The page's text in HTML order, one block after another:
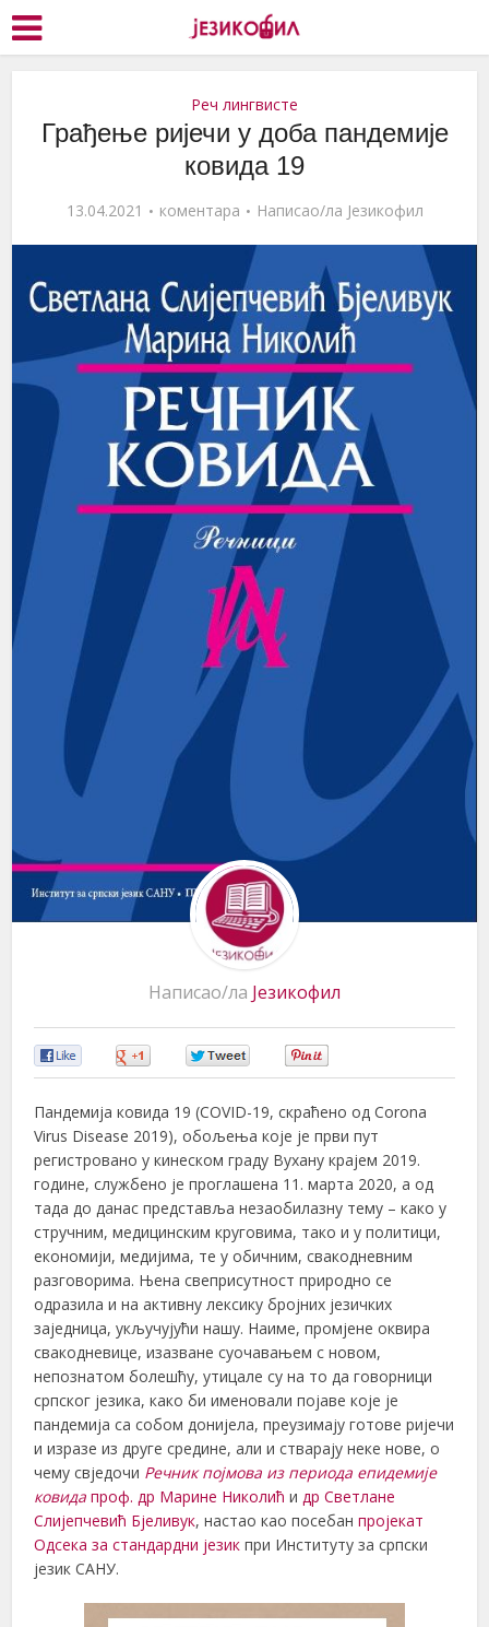
Реч лингвисте
Грађење ријечи у доба пандемије
ковида 19
13.04.2021 коментара Написао/ла Језикофил
Написао/ла Језикофил
Пандемија ковида 19 (COVID-19, скраћено од Corona
Virus Disease 2019), обољења које је први пут
регистровано у кинеском граду Вухану крајем 2019.
године, службено је проглашена 11. марта 2020, а од
тада до данас представља незаобилазну тему – како у
стручним, медицинским круговима, тако и у политици,
економији, медијима, те у обичним, свакодневним
разговорима. Њена свеприсутност природно се
одразила и на активну лексику бројних језичких
заједница, укључујући нашу. Наиме, промјене оквира
свакодневице, изазване суочавањем с новом,
непознатом болешћу, утицале су на то да говорници
српског језика, како би именовали појаве које је
пандемија са собом донијела, преузимају готове ријечи
и изразе из друге средине, али и стварају неке нове, о
чему свједочи Речник појмова из периода епидемије
ковида проф. др Марине Николић и др Светлане
Слијепчевић Бјеливук, настао као посебанпројекат
Одсека за стандардни језик при Институту за српски
језик САНУ.